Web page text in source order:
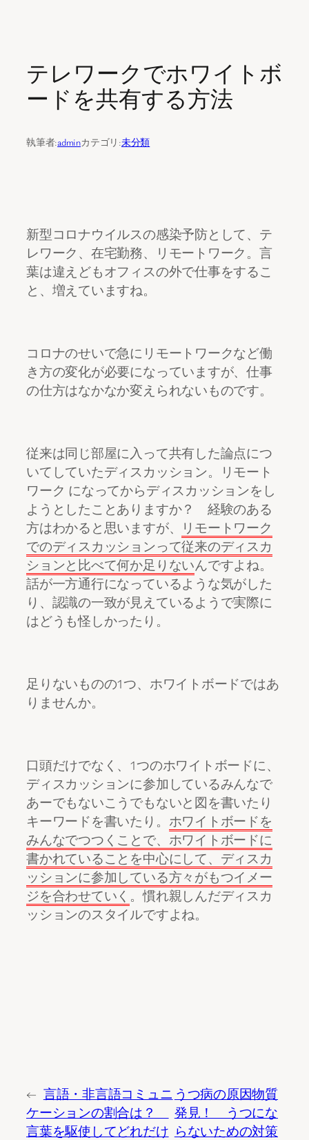
テレワークでホワイトボ
ードを共有する方法
執筆者:adminカテゴリ:未分類
新型コロナウイルスの感染予防として、テ
レワーク、在宅勤務、リモートワーク。言
葉は違えどもオフィスの外で仕事をするこ
と、増えていますね。
コロナのせいで急にリモートワークなど働
き方の変化が必要になっていますが、仕事
の仕方はなかなか変えられないものです。
従来は同じ部屋に入って共有した論点につ
いてしていたディスカッション。リモート
ワーク になってからディスカッションをし
ようとしたことありますか？ 経験のある
方はわかると思いますが、
リモートワーク
でのディスカッションって従来のディスカ
ションと比べて何か足りないんですよね。
話が一方通行になっているような気がした
り、認識の一致が見えているようで実際に
はどうも怪しかったり。
足りないものの1つ、ホワイトボードではあ
りませんか。
口頭だけでなく、1つのホワイトボードに、
ディスカッションに参加しているみんなで
あーでもないこうでもないと図を書いたり
キーワードを書いたり。 ホワイトボードを
みんなでつつくことで、ホワイトボードに
書かれていることを中心にして、ディスカ
ッションに参加している方々がもつイメー
ジを合わせていく 。慣れ親しんだディスカ
ッションのスタイルですよね。
← 言語・非言語コミュニ
ケーションの割合は？
言葉を駆使してどれだけ
うつ病の原因物質
発見！ うつにな
らないための対策